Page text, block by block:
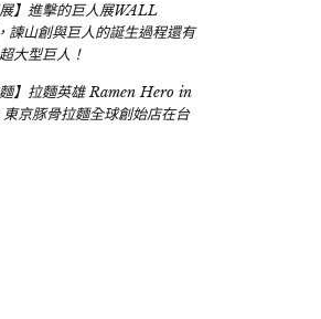
展】進擊的巨人展WALL
山創與巨人的誕生過程還有
大型巨人！
麵】拉麵英雄 Ramen Hero in
京豚骨拉麵全球創始店在台